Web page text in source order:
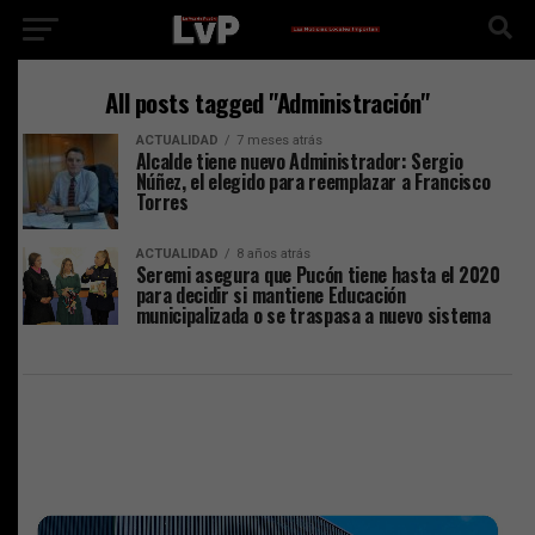
All posts tagged "Administración"
ACTUALIDAD 7 meses atrás
Alcalde tiene nuevo Administrador: Sergio
Núñez, el elegido para reemplazar a Francisco
Torres
ACTUALIDAD 8 años atrás
Seremi asegura que Pucón tiene hasta el 2020
para decidir si mantiene Educación
municipalizada o se traspasa a nuevo sistema